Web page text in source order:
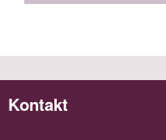
Kontakt